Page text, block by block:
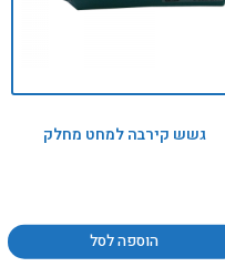
גשש קירבה למחט מחלק
הוספה לסל